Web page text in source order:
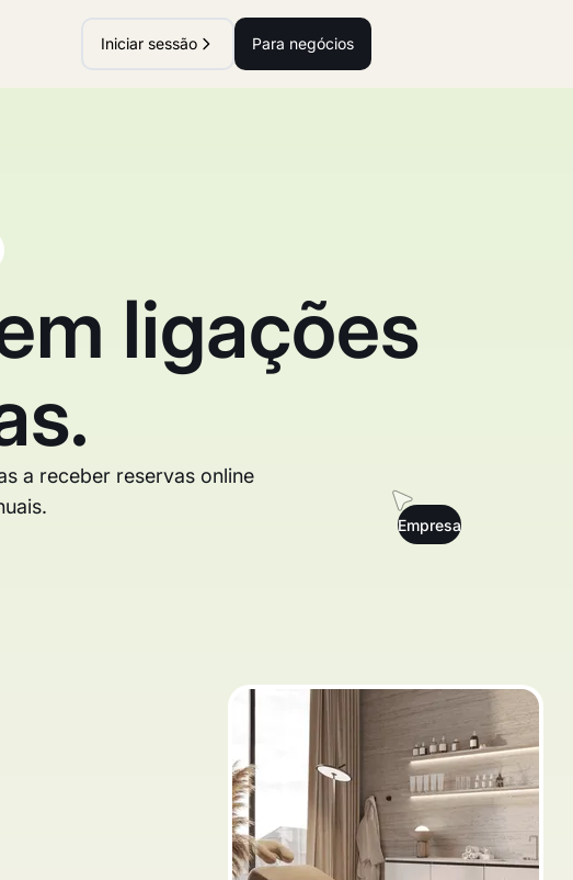
ligações
a receber reservas online
Empresa
Iniciar sessão Para negócios